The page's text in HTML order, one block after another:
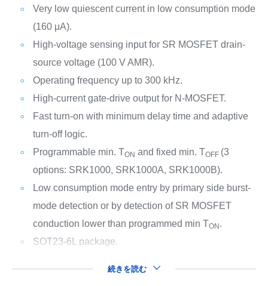
Very low quiescent current in low consumption mode
(160 μA).
High-voltage sensing input for SR MOSFET drain-
source voltage (100 V AMR).
Operating frequency up to 300 kHz.
High-current gate-drive output for N-MOSFET.
Fast turn-on with minimum delay time and adaptive
turn-off logic.
Programmable min. TON and fixed min. TOFF (3
options: SRK1000, SRK1000A, SRK1000B).
Low consumption mode entry by primary side burst-
mode detection or by detection of SR MOSFET
conduction lower than programmed min TON .
SOT23-6L package.
続きを読む